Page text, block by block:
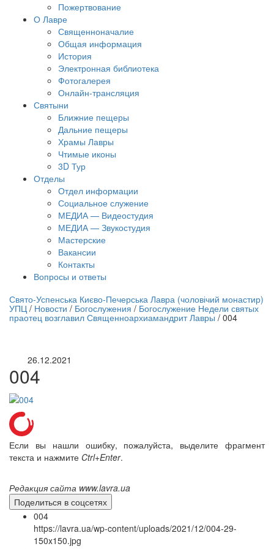
Пожертвование
О Лавре
Священноначалие
Общая информация
История
Электронная библиотека
Фотогалерея
Онлайн-трансляция
Святыни
Ближние пещеры
Дальние пещеры
Храмы Лавры
Чтимые иконы
3D Тур
Отделы
Отдел информации
Социальное служение
МЕДИА — Видеостудия
МЕДИА — Звукостудия
Мастерские
Вакансии
Контакты
Вопросы и ответы
трансляция | 12 сентября
трансляции
Свято-Успенська Києво-Печерська Лавра (чоловічий монастир)
УПЦ / Новости / Богослужения / Богослужение Недели святых
праотец возглавил Священноархиамандрит Лавры / 004
26.12.2021
004
Если вы нашли ошибку, пожалуйста, выделите фрагмент
текста и нажмите Ctrl+Enter.
Редакция сайта www.lavra.ua
Поделиться в соцсетях
004
https://lavra.ua/wp-content/uploads/2021/12/004-29-
150x150.jpg